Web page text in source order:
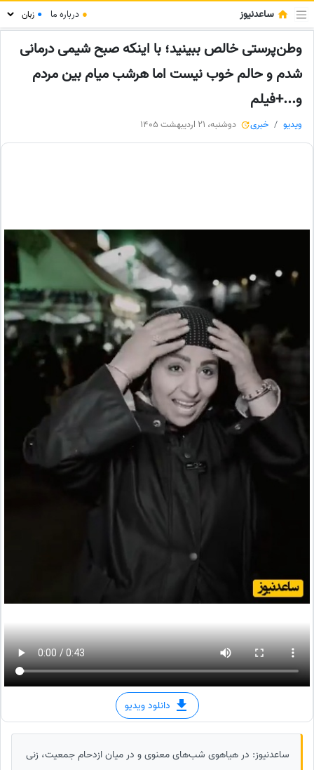
ساعدنیوز ● درباره ما ●
وطن‌پرستی خالص ببینید؛ با اینکه صبح شیمی درمانی
شدم و حالم خوب نیست اما هرشب میام بین مردم
و...+فیلم
ویدیو خبری دوشنبه، 21 اردیبهشت 1405
دانلود ویدیو
ساعدنیوز: در هیاهوی شب‌های معنوی و در میان ازدحام جمعیت، زنی